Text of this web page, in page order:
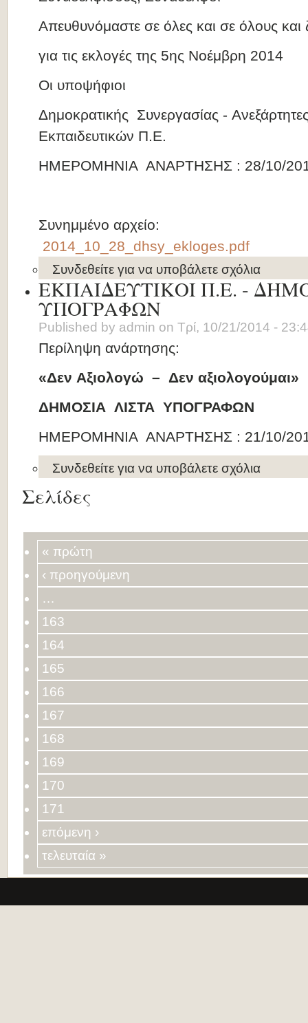
Απευθυνόμαστε σε όλες και σε όλους
για τις εκλογές της 5ης Νοέμβρη 2014
Οι υποψήφιοι
Δημοκρατικής Συνεργασίας -
Εκπαιδευτικών Π.Ε.
ΗΜΕΡΟΜΗΝΙΑ ΑΝΑΡΤΗΣΗΣ : 28/10/
Συνημμένο αρχείο:
2014_10_28_dhsy_ekloges.pdf
Συνδεθείτε για να υποβάλετε σχόλια
ΕΚΠΑΙΔΕΥΤΙΚΟΙ Π.Ε. -
ΥΠΟΓΡΑΦΩΝ
Published by admin on Τρί, 10/21/2014 -
Περίληψη ανάρτησης:
«Δεν Αξιολογώ – Δεν αξιολογούμαι»
ΔΗΜΟΣΙΑ ΛΙΣΤΑ ΥΠΟΓΡΑΦΩΝ
ΗΜΕΡΟΜΗΝΙΑ ΑΝΑΡΤΗΣΗΣ : 21/10/
Συνδεθείτε για να υποβάλετε σχόλια
Σελίδες
« πρώτη
‹ προηγούμενη
…
163
164
165
166
167
168
169
170
171
επόμενη ›
τελευταία »